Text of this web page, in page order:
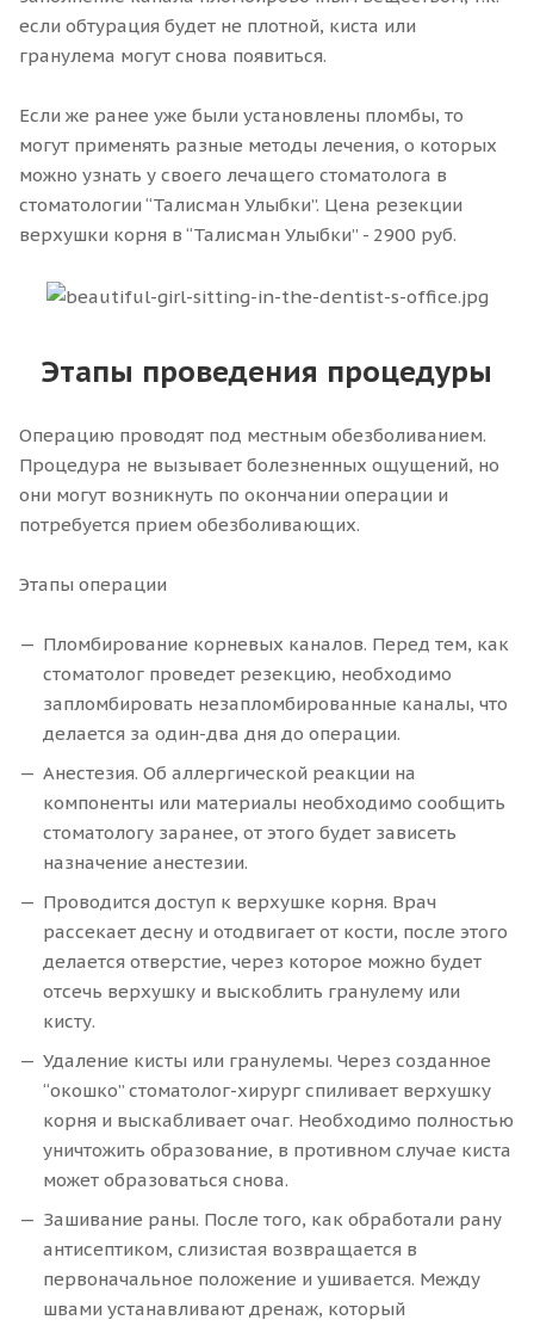
если обтурация будет не плотной, киста или
гранулема могут снова появиться.
Если же ранее уже были установлены пломбы, то
могут применять разные методы лечения, о которых
можно узнать у своего лечащего стоматолога в
стоматологии “Талисман Улыбки”. Цена резекции
верхушки корня в “Талисман Улыбки” - 2900 руб.
Этапы проведения процедуры
Операцию проводят под местным обезболиванием.
Процедура не вызывает болезненных ощущений, но
они могут возникнуть по окончании операции и
потребуется прием обезболивающих.
Этапы операции
Пломбирование корневых каналов. Перед тем, как
стоматолог проведет резекцию, необходимо
запломбировать незапломбированные каналы, что
делается за один-два дня до операции.
Анестезия. Об аллергической реакции на
компоненты или материалы необходимо сообщить
стоматологу заранее, от этого будет зависеть
назначение анестезии.
Проводится доступ к верхушке корня. Врач
рассекает десну и отодвигает от кости, после этого
делается отверстие, через которое можно будет
отсечь верхушку и выскоблить гранулему или
кисту.
Удаление кисты или гранулемы. Через созданное
“окошко” стоматолог-хирург спиливает верхушку
корня и выскабливает очаг. Необходимо полностью
уничтожить образование, в противном случае киста
может образоваться снова.
Зашивание раны. После того, как обработали рану
антисептиком, слизистая возвращается в
первоначальное положение и ушивается. Между
швами устанавливают дренаж, который